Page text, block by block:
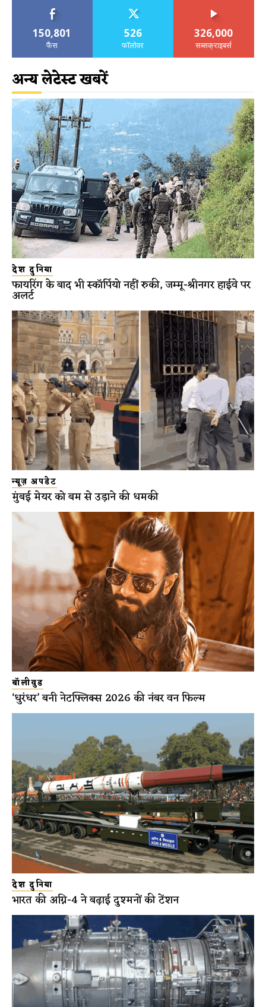
150,801
फैंस
526
फॉलोवर
326,000
सब्सक्राइबर्स
अन्य लेटेस्ट खबरें
देश दुनिया
फायरिंग के बाद भी स्कॉर्पियो नहीं रुकी, जम्मू-श्रीनगर हाईवे पर
अलर्ट
न्यूज़ अपडेट
मुंबई मेयर को बम से उड़ाने की धमकी
बॉलीवुड
‘धुरंधर’ बनी नेटफ्लिक्स 2026 की नंबर वन फिल्म
देश दुनिया
भारत की अग्नि-4 ने बढ़ाई दुश्मनों की टेंशन